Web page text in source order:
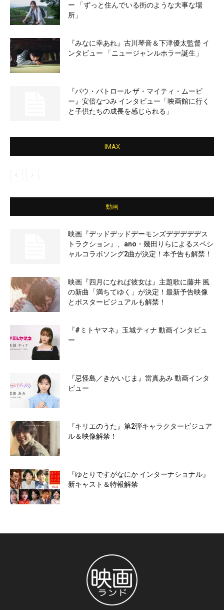
ー 「ずっと住んでいる街のような大事な場
所」
『みなに幸あれ』古川琴音＆下津優太監督 イ
ンタビュー 「ニュージャンルホラー誕生」
『パウ・パトロール ザ・マイティ・ムービ
ー』安倍なつみ インタビュー「映画館に行く
と子供たちの成長を感じられる」
IMAX
動画
映画『デッドデッドデーモンズデデデデデス
トラクション』、ano・幾田りらによるスペシ
ャルコラボソング2曲が決定！本予告も解禁！
映画『四月になれば彼女は』主題歌に藤井 風
の新曲「満ちてゆく」が決定！最新予告映像
とポスタービジュアルも解禁！
『#ミトヤマネ』玉城ティナ 動画インタビュ
ー
『忌怪島／きかいじま』當真あみ 動画インタ
ビュー
『キリエのうた』第2弾キャラクタービジュア
ル＆映像解禁！
『ゆとりですがなにか インターナショナル』
新キャスト＆特報解禁